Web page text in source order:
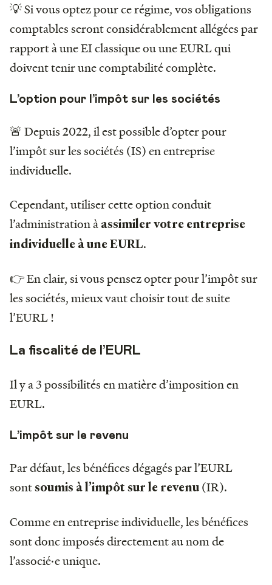
💡 Si vous optez pour ce régime, vos obligations
comptables seront considérablement allégées par
rapport à une EI classique ou une EURL qui
doivent tenir une comptabilité complète.
L’option pour l’impôt sur les sociétés
🚨 Depuis 2022, il est possible d’opter pour
l’impôt sur les sociétés (IS) en entreprise
individuelle.
Cependant, utiliser cette option conduit
l’administration à assimiler votre entreprise
individuelle à une EURL.
👉 En clair, si vous pensez opter pour l’impôt sur
les sociétés, mieux vaut choisir tout de suite
l’EURL !
La fiscalité de l’EURL
Il y a 3 possibilités en matière d’imposition en
EURL.
L’impôt sur le revenu
Par défaut, les bénéfices dégagés par l’EURL
sontsoumis à l’impôt sur le revenu (IR).
Comme en entreprise individuelle, les bénéfices
sont donc imposés directement au nom de
l’associé·e unique.